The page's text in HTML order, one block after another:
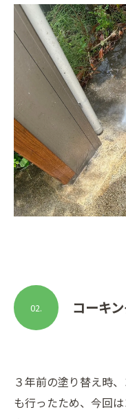
コーキ
02.
３年前の塗り替え時
も行ったため、今回